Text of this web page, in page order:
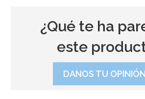
¿Qué te ha
este
DANOS TU OPINIÓN